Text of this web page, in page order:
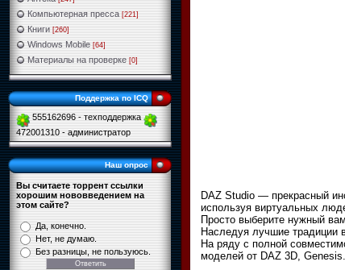
Компьютерная пресса [221]
Книги [260]
Windows Mobile [64]
Материалы на проверке [0]
Поддержка по ICQ
555162696 - техподдержка
472001310 - администратор
Наш опрос
Вы считаете торрент ссылки
хорошим нововведением на
этом сайте?
Да, конечно.
Нет, не думаю.
Без разницы, не пользуюсь.
DAZ Studio — прекрасный
используя виртуальных
Просто выберите нужный
Наследуя лучшие традиции
На ряду с полной
моделей от DAZ 3D, Genesis.